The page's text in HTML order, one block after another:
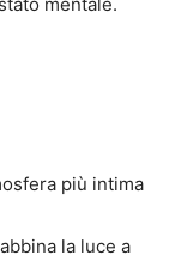
più intima
la luce a